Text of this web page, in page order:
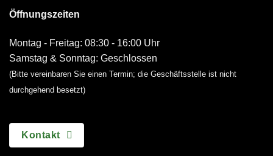
Öffnungszeiten
Montag - Freitag: 08:30 - 16:00 Uhr
Samstag & Sonntag: Geschlossen
(Bitte vereinbaren Sie einen Termin; die Geschäftsstelle ist nicht
durchgehend besetzt)
Kontakt